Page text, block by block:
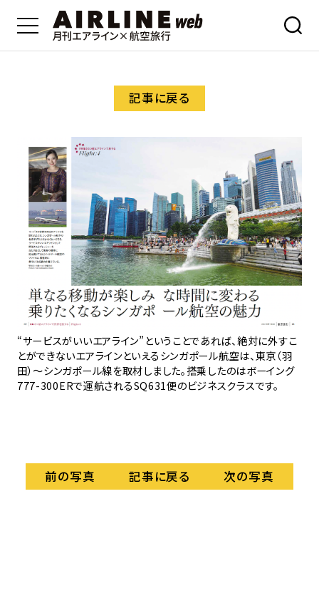
記事に戻る
“サービスがいいエアライン”ということであれば、絶対に外すこ
とができないエアラインといえるシンガポール航空は、東京（羽
田）〜シンガポール線を取材しました。搭乗したのはボーイング
777-300ERで運航されるSQ631便のビジネスクラスです。
前の写真 記事に戻る 次の写真